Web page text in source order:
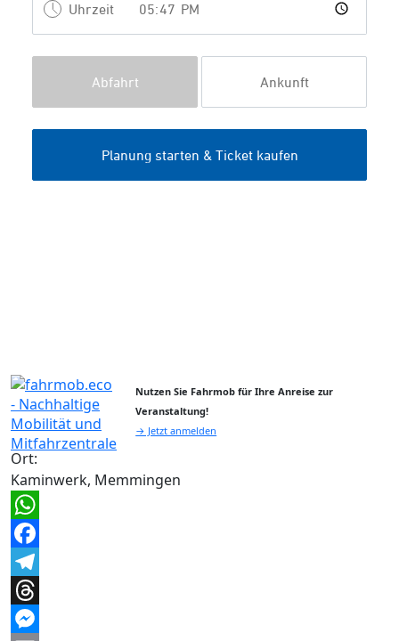
Nutzen Sie Fahrmob für Ihre Anreise zur
Veranstaltung!
→ Jetzt anmelden
Ort:
Kaminwerk, Memmingen
WhatsApp
Facebook
Telegram
Threads